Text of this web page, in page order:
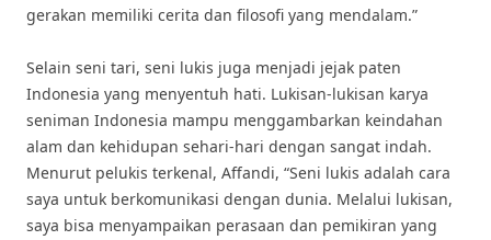
gerakan memiliki cerita dan filosofi yang mendalam.”
Selain seni tari, seni lukis juga menjadi jejak paten
Indonesia yang menyentuh hati. Lukisan-lukisan karya
seniman Indonesia mampu menggambarkan keindahan
alam dan kehidupan sehari-hari dengan sangat indah.
Menurut pelukis terkenal, Affandi, “Seni lukis adalah cara
saya untuk berkomunikasi dengan dunia. Melalui lukisan,
saya bisa menyampaikan perasaan dan pemikiran yang